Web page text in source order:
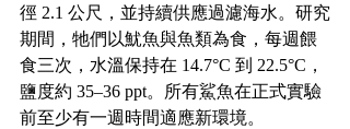
徑 2.1 公尺，並持續供應過濾海水。研究
期間，牠們以魷魚與魚類為食，每週餵
食三次，水溫保持在 14.7°C 到 22.5°C，
鹽度約 35–36 ppt。所有鯊魚在正式實驗
前至少有一週時間適應新環境。